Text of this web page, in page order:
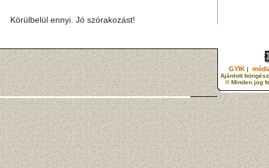
Körülbelül ennyi. Jó szórakozást!
GYIK |
Ajánlott
© Minden jog